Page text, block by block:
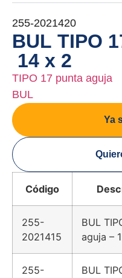
255-2021420
BUL TIPO
14 x 2
TIPO 17 punta aguja
BUL
Ya
Código
255-
2021415
BUL
aguja –
255-
BUL